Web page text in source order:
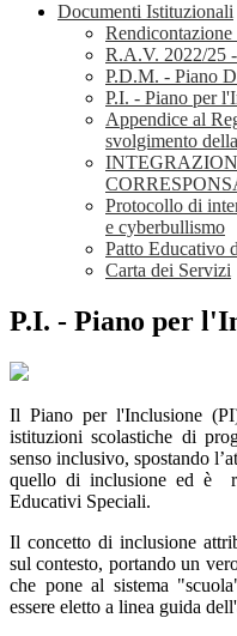
Documenti Istituzionali
R.A.V. 2022/25
P.D.M. - Piano
P.I. - Piano per
Appendice al
svolgimento
Protocollo di
e cyberbullismo
Patto Educativo
Carta dei Servizi
P.I. - Piano per
Il Piano per l'Inclusione
istituzioni scolastiche di
senso inclusivo, spostando
quello di inclusione ed è
Educativi Speciali.
Il concetto di inclusione
sul contesto, portando un
che pone al sistema
essere eletto a linea guida